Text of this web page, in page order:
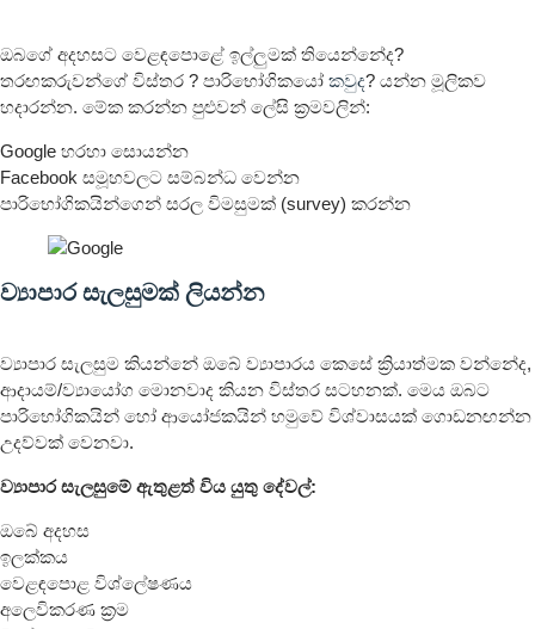
ඔබගේ අදහසට වෙළඳපොළේ ඉල්ලුමක් තියෙන්නේද?
තරඟකරුවන්ගේ විස්තර ? පාරිභෝගිකයෝ කවුද? යන්න මූලිකව
හදාරන්න. මේක කරන්න පුළුවන් ලේසි ක්‍රමවලින්:
Google හරහා සොයන්න
Facebook සමූහවලට සම්බන්ධ වෙන්න
පාරිභෝගිකයින්ගෙන් සරල විමසුමක් (survey) කරන්න
ව්‍යාපාර සැලසුමක් ලියන්න
ව්‍යාපාර සැලසුම කියන්නේ ඔබේ ව්‍යාපාරය කෙසේ ක්‍රියාත්මක වන්නේද,
ආදායම්/ව්‍යායෝග මොනවාද කියන විස්තර සටහනක්. මෙය ඔබට
පාරිභෝගිකයින් හෝ ආයෝජකයින් හමුවේ විශ්වාසයක් ගොඩනඟන්න
උදව්වක් වෙනවා.
ව්‍යාපාර සැලසුමේ ඇතුළත් විය යුතු දේවල්:
ඔබේ අදහස
ඉලක්කය
වෙළඳපොළ විශ්ලේෂණය
අලෙවිකරණ ක‍්‍රම